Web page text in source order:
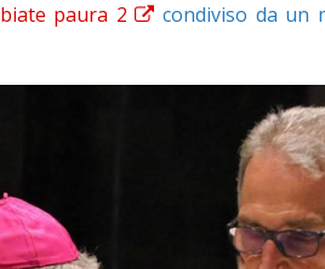
paura 2
condiviso da un